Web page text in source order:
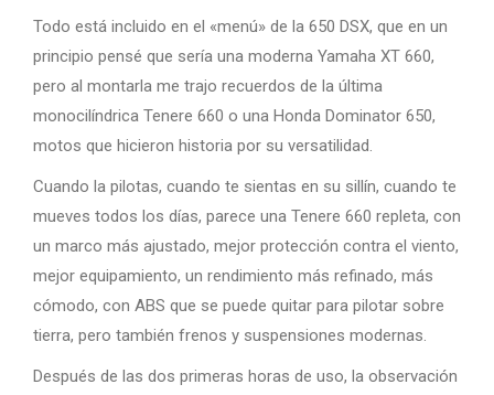
Todo está incluido en el «menú» de la 650 DSX, que en un
principio pensé que sería una moderna Yamaha XT 660,
pero al montarla me trajo recuerdos de la última
monocilíndrica Tenere 660 o una Honda Dominator 650,
motos que hicieron historia por su versatilidad.
Cuando la pilotas, cuando te sientas en su sillín, cuando te
mueves todos los días, parece una Tenere 660 repleta, con
un marco más ajustado, mejor protección contra el viento,
mejor equipamiento, un rendimiento más refinado, más
cómodo, con ABS que se puede quitar para pilotar sobre
tierra, pero también frenos y suspensiones modernas.
Después de las dos primeras horas de uso, la observación